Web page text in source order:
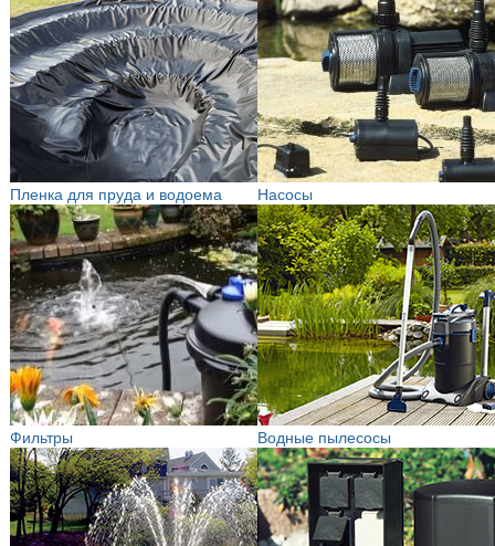
Пленка для пруда и водоема Насосы
Фильтры Водные пылесосы